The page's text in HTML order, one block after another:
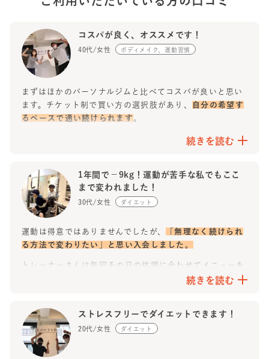
コスパが良く、オススメです！
40代/女性 ボディメイク、運動習慣
まずはほかのパーソナルジムと比べてコスパが良いと思い
ます。チケット制で買い方の選択肢があり、
自分の希望す
るペースで通い続けられます。
施設は綺麗で、更衣室も広々としています。
ニングがキツい時も、トレーナーさんが励まして褒めてく
れるので頑張れます。
セッションの時間外でも、疑問があればLINEで質問がで
ど、様子を見ながら通うことが出来るので、おすすめでき
続きを読む
1年間で−9kg！運動が苦手な私でもここ
まで変われました！
30代/女性 ダイエット
運動は得意ではありませんでしたが、
「無理なく続けられ
る方法で変わりたい」と思い入会しました。
トレーナーさんは毎回その日の体調に合わせてメニューを
組んでくれるので、運動初心者の私でも安心して続けられ
食事についても「これは食べちゃダメ」という指導ではな
く、普段の生活に合わせてアドバイスをしてくれるので、
ストレスなく続けられました。
続きを読む
ストレスフリーでダイエットできます！
20代/女性 ダイエット